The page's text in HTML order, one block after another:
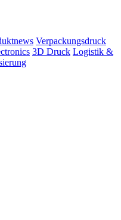
Verpackungsdruck
3D Druck Logistik &